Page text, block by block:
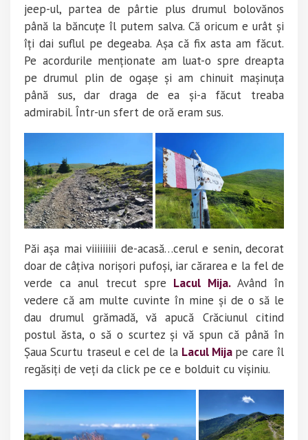
jeep-ul, partea de pârtie plus drumul bolovănos
până la băncuțe îl putem salva. Că oricum e urât și
îți dai suflul pe degeaba. Așa că fix asta am făcut.
Pe acordurile menționate am luat-o spre dreapta
pe drumul plin de ogașe și am chinuit mașinuța
până sus, dar draga de ea și-a făcut treaba
admirabil. Într-un sfert de oră eram sus.
Păi așa mai viiiiiiiii de-acasă…cerul e senin, decorat
doar de câțiva norișori pufoși, iar cărarea e la fel de
verde ca anul trecut spre Lacul Mija.Având în
vedere că am multe cuvinte în mine și de o să le
dau drumul grămadă, vă apucă Crăciunul citind
postul ăsta, o să o scurtez și vă spun că până în
Șaua Scurtu traseul e cel de la Lacul Mija pe care îl
regăsiți de veți da click pe ce e bolduit cu vișiniu.